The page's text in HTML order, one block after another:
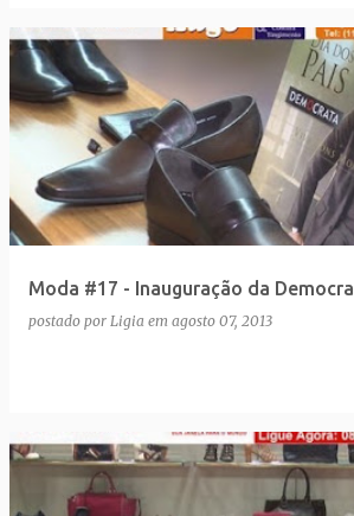
Moda #17 - Inauguração da
postado por Ligia em agosto 07, 2013